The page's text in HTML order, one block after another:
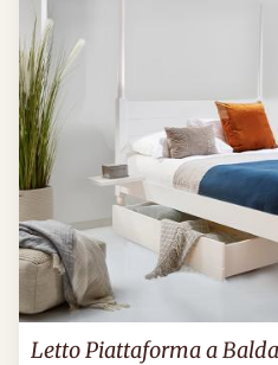
Letto Piattaforma a